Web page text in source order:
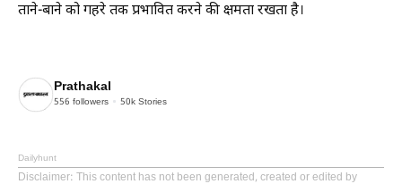
ताने-बाने को गहरे तक प्रभावित करने की क्षमता रखता है।
Prathakal
556 followers 50k Stories
Dailyhunt
Disclaimer: This content has not been generated, created or edited by